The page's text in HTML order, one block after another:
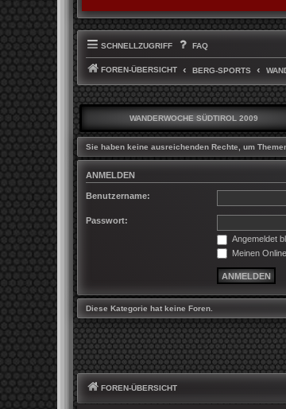
SCHNELLZUGRIFF FAQ
FOREN-ÜBERSICHT BERG-SPORTS
WANDERWOCHE SÜDTIROL 2009
Sie haben keine ausreichenden Rechte, um
ANMELDEN
Benutzername:
Passwort:
Angemeldet
Meinen
Diese Kategorie hat keine Foren.
FOREN-ÜBERSICHT